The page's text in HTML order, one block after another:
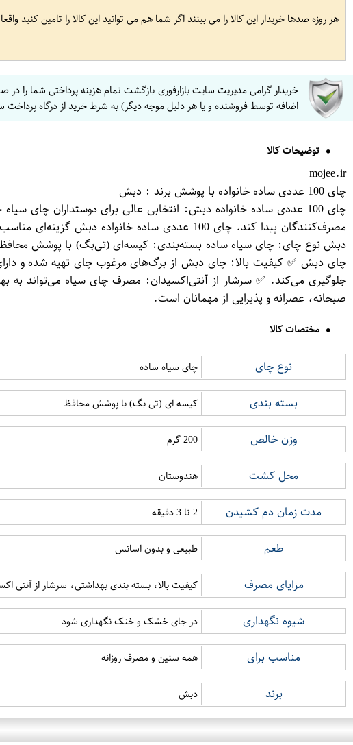
هر روزه صدها خریدار این کالا را می بینند اگر شما هم می توانید این کالا را تامین کنید
خریدار گرامی مدیریت سایت بازارفوری بازگشت تمام هزینه پرداختی شما
اضافه توسط فروشنده و یا هر دلیل موجه دیگر) به شرط خرید از درگاه
توضیحات کالا
mojee.ir
چای 100 عددی ساده خانواده با پوشش برند : دبش
چای 100 عددی ساده خانواده دبش: انتخابی عالی برای دوستداران
چای دبش ✅ کیفیت بالا: چای دبش از برگ‌های مرغوب چای تهیه شده و
جلوگیری می‌کند. ✅ سرشار از آنتی‌اکسیدان: مصرف چای سیاه می‌تواند به
صبحانه، عصرانه و پذیرایی از مهمانان است.
مختصات کالا
نوع چای چای سیاه ساده
بسته بندی کیسه ای (تی بگ) با پوشش محافظ
وزن خالص 200 گرم
محل کشت هندوستان
مدت زمان دم کشیدن 2 تا 3 دقیقه
طعم طبیعی و بدون اسانس
مزایای مصرف کیفیت بالا، بسته بندی بهداشتی، سرشار از آنتی
شیوه نگهداری در جای خشک و خنک نگهداری شود
مناسب برای همه سنین و مصرف روزانه
برند دبش